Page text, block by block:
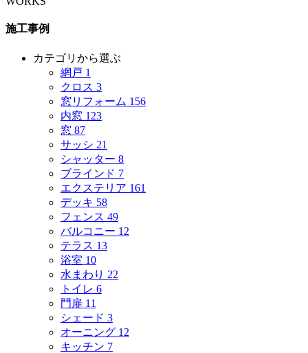
施工事例
カテゴリから選ぶ
網戸 1
クロス 3
窓リフォーム 156
内窓 123
窓 87
サッシ 21
シャッター 8
ブラインド 7
エクステリア 161
デッキ 58
フェンス 49
バルコニー 12
テラス 13
浴室 10
水まわり 22
トイレ 6
門扉 11
シェード 3
オーニング 12
キッチン 7